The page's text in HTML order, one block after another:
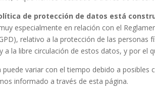
de protección de datos está
especialmente en relación con el
relativo a la protección de las
a la libre circulación de estos datos, y por el
puede variar con el tiempo debido a
informado a través de esta página.